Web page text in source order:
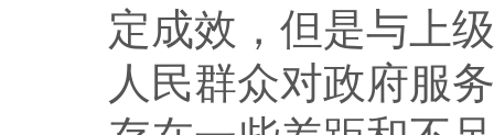
定成效，但是与上
人民群众对政府服